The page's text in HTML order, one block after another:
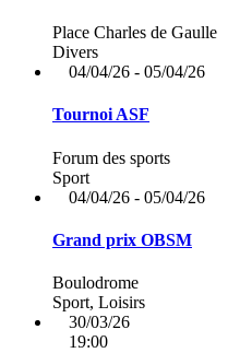
Place Charles de Gaulle
Divers
04/04/26 - 05/04/26
Tournoi ASF
Forum des sports
Sport
04/04/26 - 05/04/26
Grand prix OBSM
Boulodrome
Sport, Loisirs
30/03/26
19:00